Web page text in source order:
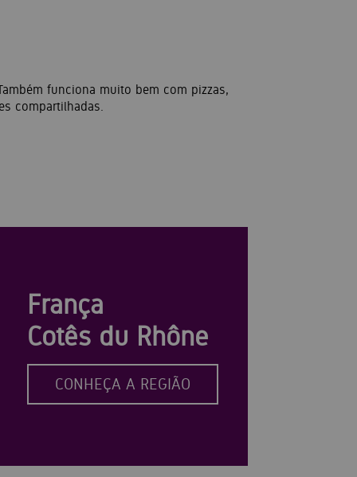
funciona muito bem com pizzas,
compartilhadas.
França
Cotês du Rhône
CONHEÇA A REGIÃO